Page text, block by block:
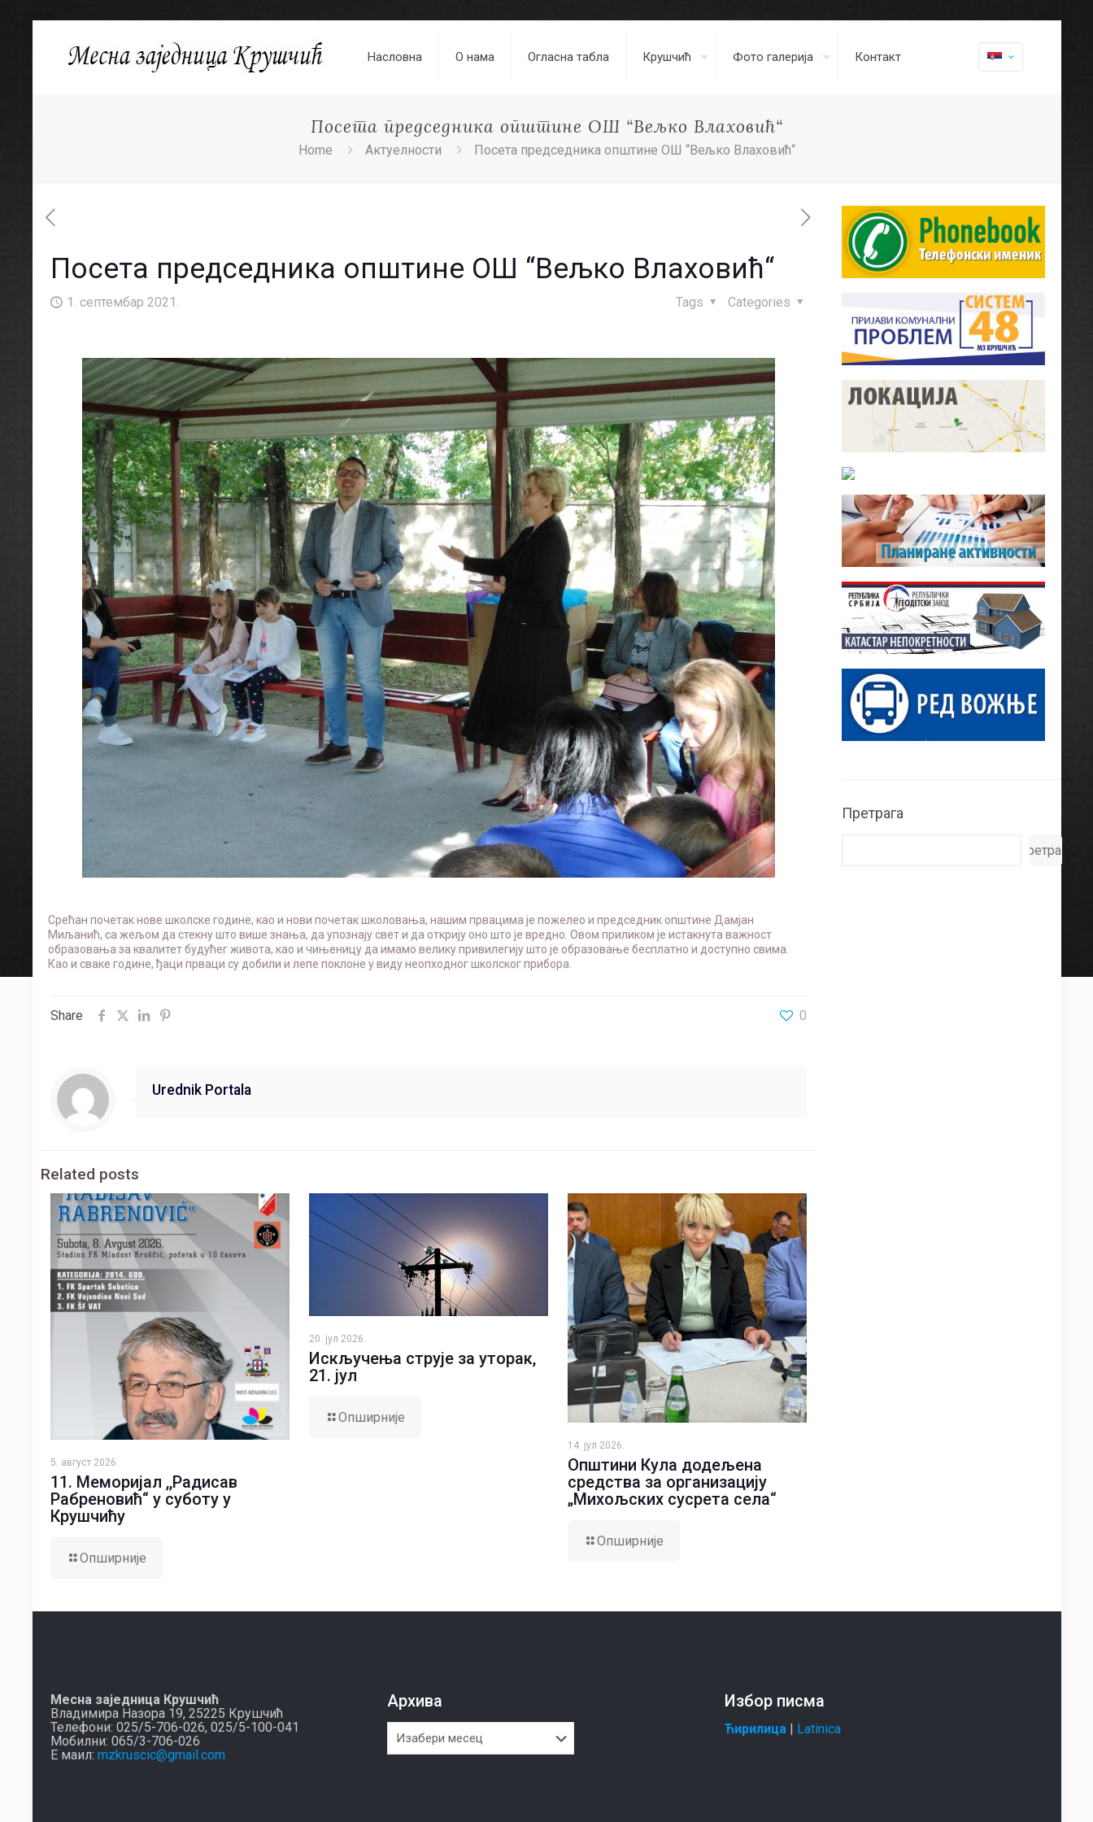
Насловна О нама Огласна табла Крушчић Фото галерија Контакт
Посета председника општине ОШ “Вељко Влаховић“
Home Актуелности Посета председника општине ОШ “Вељко Влаховић“
Посета председника општине ОШ “Вељко Влаховић“
1. септембар 2021. Categories
Tags
Срећан почетак нове школске године, као и нови почетак школовања, нашим првацима је пожелео и председник општине Дамјан
Миљанић, са жељом да стекну што више знања, да упознају свет и да открију оно што је вредно. Овом приликом је истакнута важност
образовања за квалитет будућег живота, као и чињеницу да имамо велику привилегију што је образовање бесплатно и доступно свима.
Као и сваке године, ђаци прваци су добили и лепе поклоне у виду неопходног школског прибора.
Share 0
Urednik Portala
Related posts
5. август 2026.
11. Меморијал ,,Радисав
Рабреновић“ у суботу у
Крушчићу
Опширније
20. јул 2026.
Искључења струје за уторак,
21. јул
Опширније
14. јул 2026.
Општини Кула додељена
средства за организацију
„Михољских сусрета села“
Опширније
Претрага
Претрага
Месна заједница Крушчић
Владимира Назора 19, 25225 Крушчић
Телефони: 025/5-706-026, 025/5-100-041
Мобилни: 065/3-706-026
Е маил: mzkruscic@gmail.com
Архива Избор писма
Ћирилица Latinica